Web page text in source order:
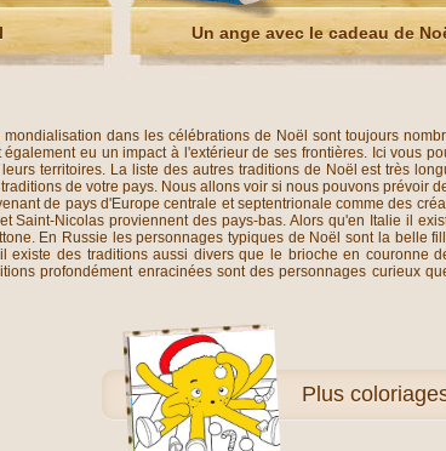
Un ange avec le cadeau de
dans les célébrations de Noël sont toujours
eu un impact à l'extérieur de ses frontières. Ici vous
territoires. La liste des autres traditions de Noël est très
de votre pays. Nous allons voir si nous pouvons prévoir
de pays d'Europe centrale et septentrionale comme des
Saint-Nicolas proviennent des pays-bas. Alors qu'en Italie il
En Russie les personnages typiques de Noël sont la belle
existe des traditions aussi divers que le brioche en
profondément enracinées sont des personnages curieux
Plus